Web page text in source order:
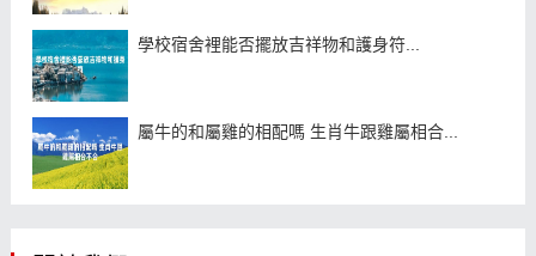
學校宿舍裡能否擺放吉祥物和護身符...
屬牛的和屬雞的相配嗎 生肖牛跟雞屬相合...